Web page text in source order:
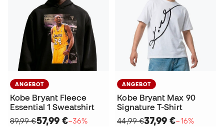
ANGEBOT
Kobe Bryant Fleece
Essential 1 Sweatshirt
89,99 €57,99 €−36%
ANGEBOT
Kobe Bryant Max 90
Signature T-Shirt
44,99 €37,99 €−16%